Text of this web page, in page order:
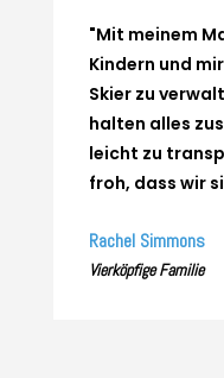
"Mit meinem
Kindern und
Skier zu
halten alles
leicht zu
froh, dass wir
Rachel Simmons
Vierköpfige Familie